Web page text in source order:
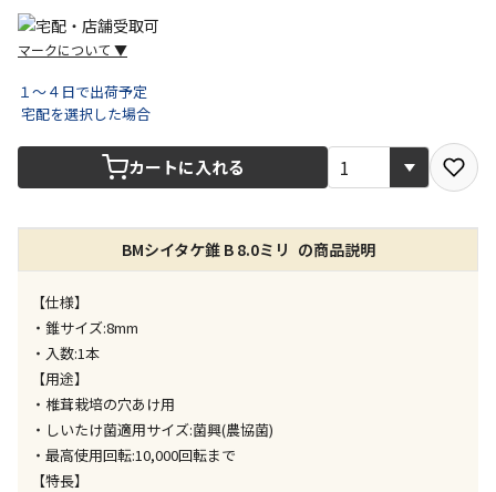
マークについて ▼
できません）
※同時購入の商品は、全て同じ店舗での受取となりま
す
特定の店舗のみで受取ができる商品です（宅配便での
お届けができません）
委託業者によりお届けする商品です
※ほか商品との同時購入はできません。お手数です
が、ご購入手続きを分けてお買い求めください
１～４日で出荷予定
宅配を選択した場合
カートに入れる
BMシイタケ錐 B 8.0ミリ の商品説明
【仕様】
・錐サイズ:8mm
・入数:1本
【用途】
・椎茸栽培の穴あけ用
・しいたけ菌適用サイズ:菌興(農協菌)
・最高使用回転:10,000回転まで
【特長】